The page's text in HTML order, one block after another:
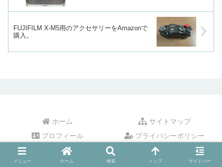
FUJIFILM X-M5用のアクセサリーをAmazonで
購入。
ホーム
サイトマップ
プロフィール
プライバシーポリシー
お問い合わせ
メニュー ホーム 検索 トップ サイドバー